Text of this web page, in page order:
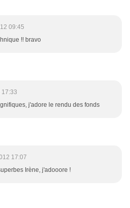
09:45
!! bravo
j'adore le rendu des fonds
17:07
Irène, j'adooore !